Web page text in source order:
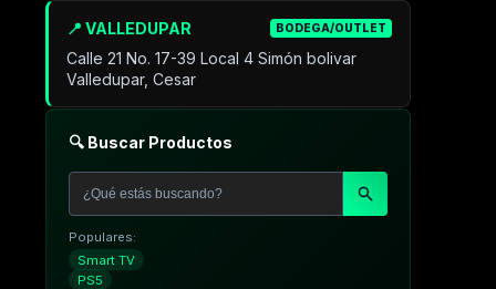
📍 VALLEDUPAR BODEGA/OUTLET
Calle 21 No. 17-39 Local 4 Simón bolivar
Valledupar, Cesar
🔍 Buscar Productos
Populares:
Smart TV
PS5